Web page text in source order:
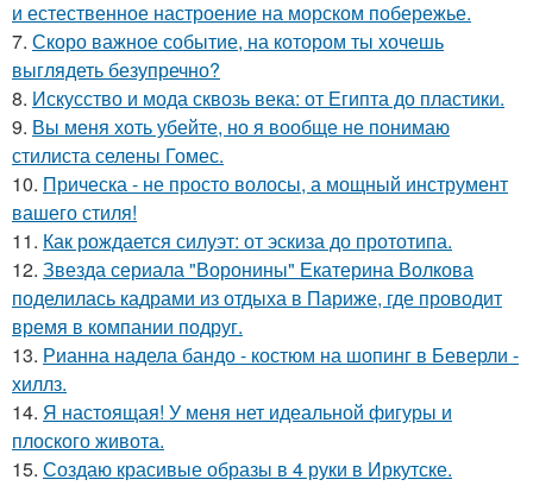
и естественное настроение на морском побережье.
7. Скоро важное событие, на котором ты хочешь
выглядеть безупречно?
8. Искусство и мода сквозь века: от Египта до пластики.
9. Вы меня хоть убейте, но я вообще не понимаю
стилиста селены Гомес.
10. Прическа - не просто волосы, а мощный инструмент
вашего стиля!
11. Как рождается силуэт: от эскиза до прототипа.
12. Звезда сериала "Воронины" Екатерина Волкова
поделилась кадрами из отдыха в Париже, где проводит
время в компании подруг.
13. Рианна надела бандо - костюм на шопинг в Беверли -
хиллз.
14. Я настоящая! У меня нет идеальной фигуры и
плоского живота.
15. Создаю красивые образы в 4 руки в Иркутске.